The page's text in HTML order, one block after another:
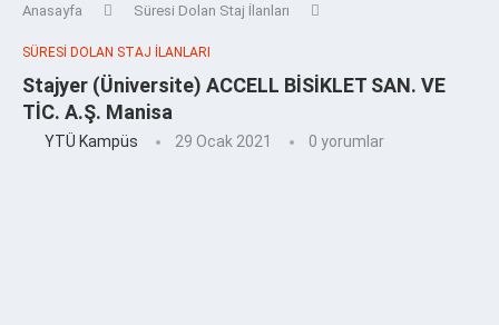
Anasayfa Süresi Dolan Staj İlanları
SÜRESI DOLAN STAJ İLANLARI
Stajyer (Üniversite) ACCELL BİSİKLET SAN. VE
TİC. A.Ş. Manisa
YTÜ Kampüs 29 Ocak 2021 0 yorumlar